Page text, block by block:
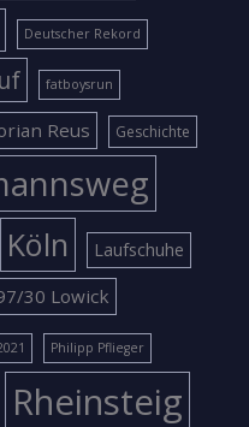
Deutscher Rekord
fatboysrun
Reus Geschichte
Köln Laufschuhe
30 Lowick
Philipp Pflieger
Rheinsteig